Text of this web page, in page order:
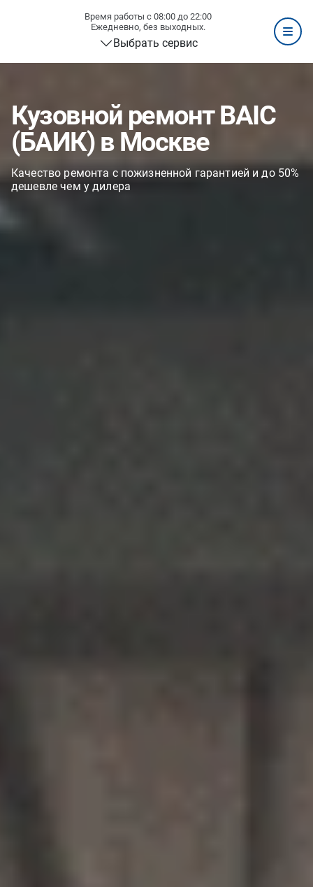
Время работы с 08:00 до 22:00
Ежедневно, без выходных.
Выбрать сервис
Кузовной ремонт BAIC
(БАИК) в Москве
Качество ремонта с пожизненной гарантией и до 50%
дешевле чем у дилера